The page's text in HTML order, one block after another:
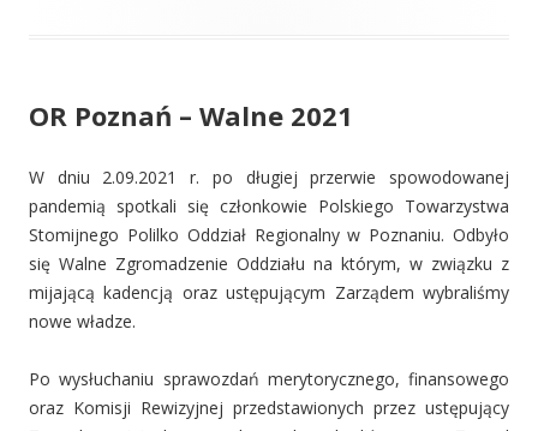
OR Poznań – Walne 2021
W dniu 2.09.2021 r. po długiej przerwie spowodowanej
pandemią spotkali się członkowie Polskiego Towarzystwa
Stomijnego Polilko Oddział Regionalny w Poznaniu. Odbyło
się Walne Zgromadzenie Oddziału na którym, w związku z
mijającą kadencją oraz ustępującym Zarządem wybraliśmy
nowe władze.
Po wysłuchaniu sprawozdań merytorycznego, finansowego
oraz Komisji Rewizyjnej przedstawionych przez ustępujący